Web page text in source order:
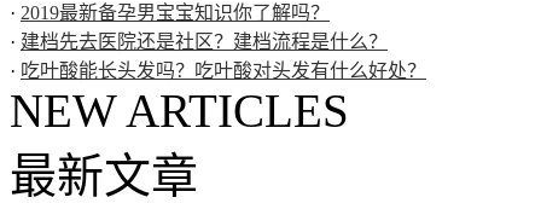
· 2019最新备孕男宝宝知识你了解吗？
· 建档先去医院还是社区？建档流程是什么？
· 吃叶酸能长头发吗？吃叶酸对头发有什么好处？
NEW ARTICLES
最新文章